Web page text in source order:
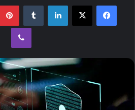
ا
ا
ی
ل
فیسبوک ایکس لینکداین
وایبر